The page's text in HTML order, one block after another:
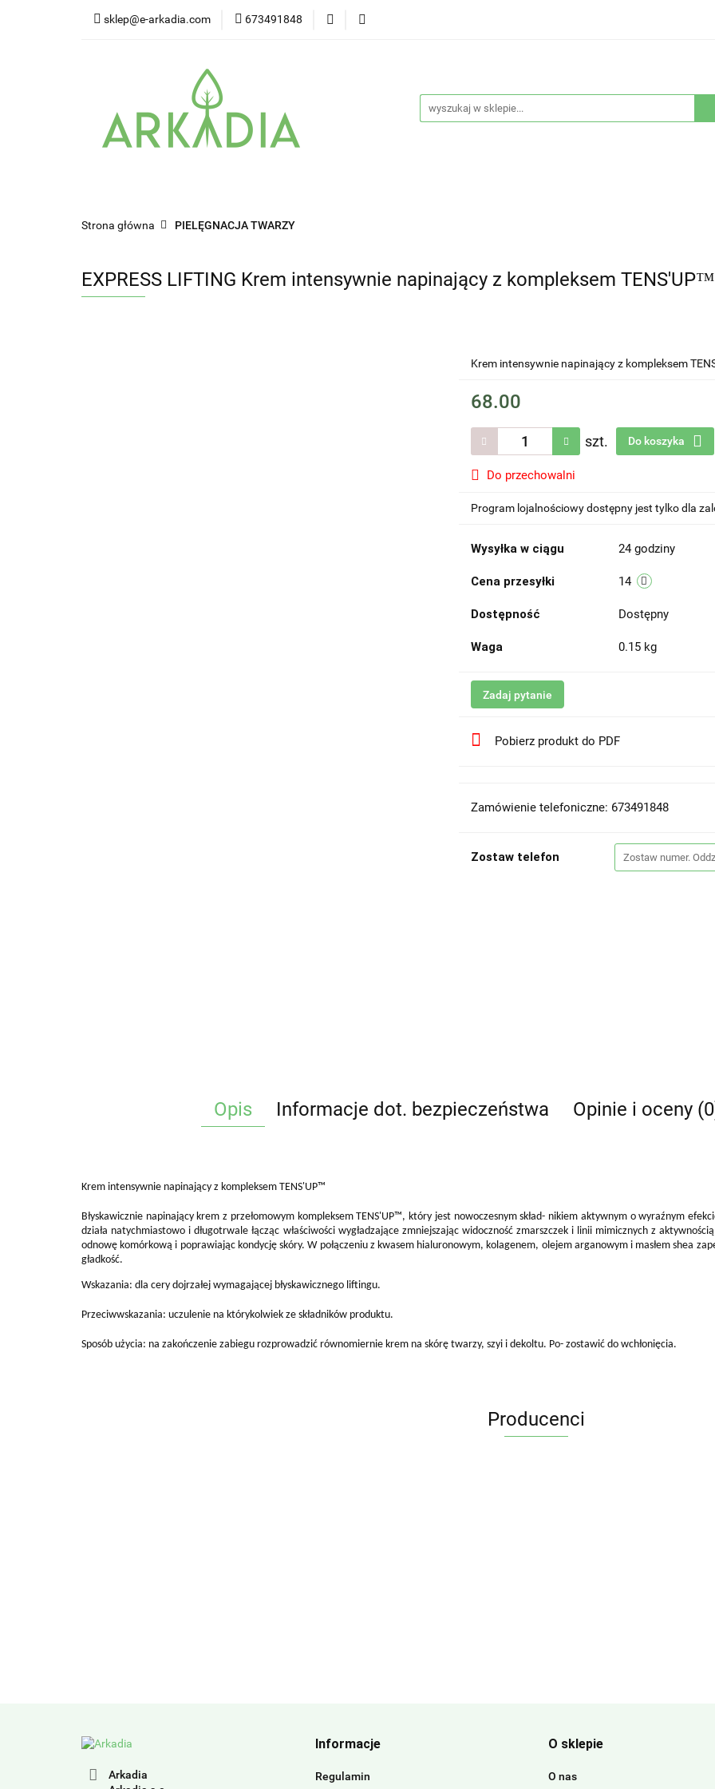
sklep@e-arkadia.com 673491848
Kategorie Producenci
Strona główna PIELĘGNACJA TWARZY
EXPRESS LIFTING Krem intensywnie napinający z kompleksem
Krem intensywnie napinający z kompleksem
68.00
szt. Do koszyka
Do przechowalni
Program lojalnościowy dostępny jest tylko dla
Wysyłka w ciągu 24 godziny
Cena przesyłki 14
Dostępność Dostępny
Waga 0.15 kg
Zadaj pytanie
Pobierz produkt do PDF
Zamówienie telefoniczne: 673491848
Zostaw telefon
Opis Informacje dot. bezpieczeństwa Opinie i oceny
Krem intensywnie napinający z kompleksem TENS'UP™
Błyskawicznie napinający krem z przełomowym kompleksem TENS'UP™, który jest nowoczesnym skład- nikiem aktywnym o wyraźnym
działa natychmiastowo i długotrwale łącząc właściwości wygładzające zmniejszając widoczność zmarszczek i linii mimicznych z
odnowę komórkową i poprawiając kondycję skóry. W połączeniu z kwasem hialuronowym, kolagenem, olejem arganowym i masłem shea
gładkość.
Wskazania: dla cery dojrzałej wymagającej błyskawicznego liftingu.
Przeciwwskazania: uczulenie na którykolwiek ze składników produktu.
Sposób użycia: na zakończenie zabiegu rozprowadzić równomiernie krem na skórę twarzy, szyi i dekoltu. Po- zostawić do wchłonięcia.
Producenci
Arkadia
Informacje
Regulamin
O sklepie
O nas